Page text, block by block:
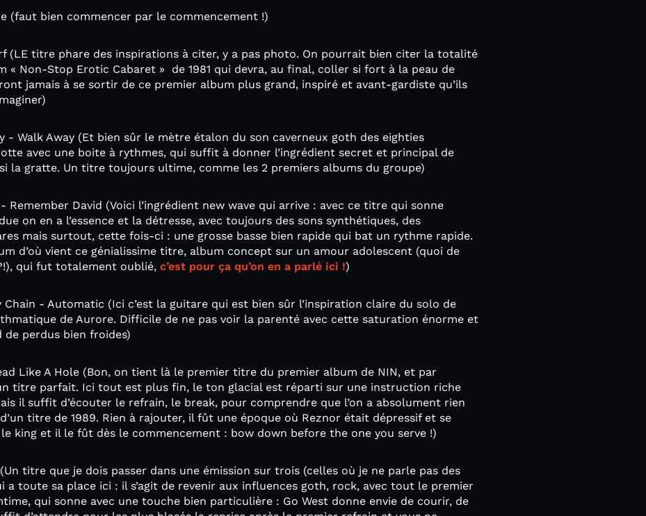
(faut bien commencer par le commencement !)
(LE titre phare des inspirations à citer, y a pas photo. On pourrait bien citer la totalité
« Non-Stop Erotic Cabaret » de 1981 qui devra, au final, coller si fort à la peau de
jamais à se sortir de ce premier album plus grand, inspiré et avant-gardiste qu’ils
- Walk Away (Et bien sûr le mètre étalon du son caverneux goth des eighties
avec une boite à rythmes, qui suffit à donner l’ingrédient secret et principal de
la gratte. Un titre toujours ultime, comme les 2 premiers albums du groupe)
Remember David (Voici l’ingrédient new wave qui arrive : avec ce titre qui sonne
on en a l’essence et la détresse, avec toujours des sons synthétiques, des
mais surtout, cette fois-ci : une grosse basse bien rapide qui bat un rythme rapide.
d’où vient ce génialissime titre, album concept sur un amour adolescent (quoi de
qui fut totalement oublié, c’est pour ça qu’on en a parlé ici !)
Chain - Automatic (Ici c’est la guitare qui est bien sûr l’inspiration claire du solo de
de Aurore. Difficile de ne pas voir la parenté avec cette saturation énorme et
perdus bien froides)
Like A Hole (Bon, on tient là le premier titre du premier album de NIN, et par
titre parfait. Ici tout est plus fin, le ton glacial est réparti sur une instruction riche
il suffit d’écouter le refrain, le break, pour comprendre que l’on a absolument rien
d’un titre de 1989. Rien à rajouter, il fût une époque où Reznor était dépressif et se
king et il le fût dès le commencement : bow down before the one you serve !)
titre que je dois passer dans une émission sur trois (celles où je ne parle pas des
a toute sa place ici : il s’agit de revenir aux influences goth, rock, avec tout le premier
qui sonne avec une touche bien particulière : Go West donne envie de courir, de